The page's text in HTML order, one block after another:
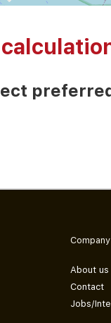
Company
About us
Contact
Jobs/